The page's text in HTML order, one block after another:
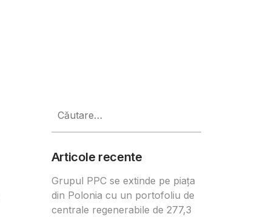
după:
Articole recente
Grupul PPC se extinde pe piața
din Polonia cu un portofoliu de
centrale regenerabile de 277,3